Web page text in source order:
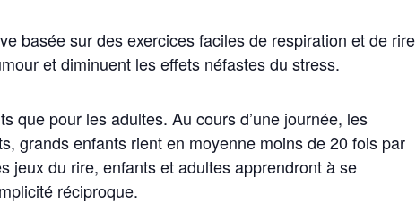
basée sur des exercices faciles de respiration et de rire
et diminuent les effets néfastes du stress.
que pour les adultes. Au cours d’une journée, les
grands enfants rient en moyenne moins de 20 fois par
jeux du rire, enfants et adultes apprendront à se
réciproque.